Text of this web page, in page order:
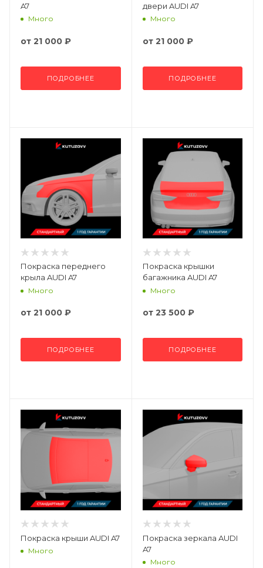
A7
Много
от 21 000 ₽
ПОДРОБНЕЕ
двери AUDI A7
Много
от 21 000 ₽
ПОДРОБНЕЕ
Покраска переднего
крыла AUDI A7
Много
от 21 000 ₽
ПОДРОБНЕЕ
Покраска крышки
багажника AUDI A7
Много
от 23 500 ₽
ПОДРОБНЕЕ
Покраска крыши AUDI A7
Много
Покраска зеркала AUDI
A7
Много